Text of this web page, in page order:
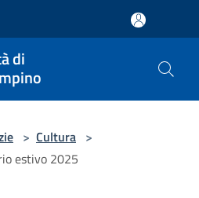
di
> Cultura >
estivo 2025